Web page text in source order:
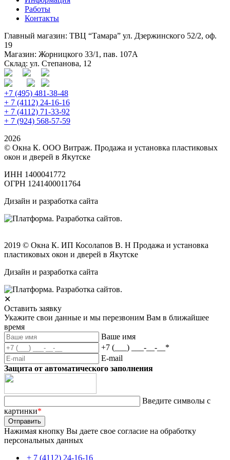
Работы
Контакты
Главный магазин: ТВЦ “Тамара” ул. Дзержинского 52/2, оф.
19
Магазин: Жорницкого 33/1, пав. 107А
Склад: ул. Степанова, 12
+7 (495) 481-38-48
+ 7 (4112) 24-16-16
+ 7 (4112) 71-33-92
+ 7 (924) 568-57-59
2026
© Окна К. ООО Витраж. Продажа и установка пластиковых
окон и дверей в Якутске
ИНН 1400041772
ОГРН 1241400011764
Дизайн и разработка сайта
2019 © Окна К. ИП Косолапов В. Н Продажа и установка
пластиковых окон и дверей в Якутске
Дизайн и разработка сайта
✕
Оставить заявку
Укажите свои данные и мы перезвоним Вам в ближайшее
время
Ваше имя
+7 (___) ___-__-__ *
E-mail
Защита от автоматического заполнения
Введите символы с
картинки*
Нажимая кнопку Вы даете свое согласие на обработку
персональных данных
+ 7 (4112) 24-16-16